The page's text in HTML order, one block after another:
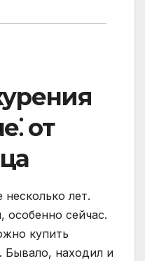
от
лет.
особенно сейчас.
купить
Бывало, находил и